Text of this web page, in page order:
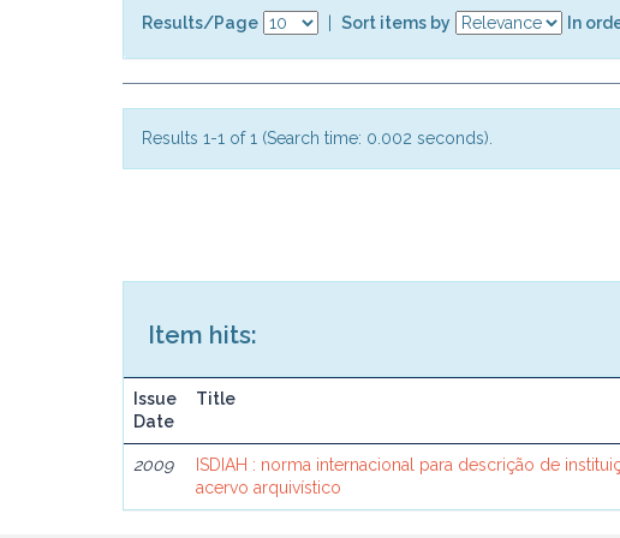
Results/Page Sort items by In
Results 1-1 of 1 (Search time: 0.002 seconds).
Item hits:
Issue
Date
Title
2009
ISDIAH : norma internacional para descrição de
acervo arquivístico